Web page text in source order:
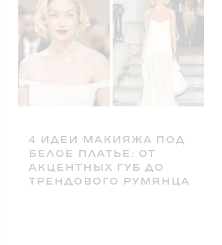
4 ИДЕИ МАКИЯЖА ПОД
БЕЛОЕ ПЛАТЬЕ: ОТ
АКЦЕНТНЫХ ГУБ ДО
ТРЕНДОВОГО РУМЯНЦА